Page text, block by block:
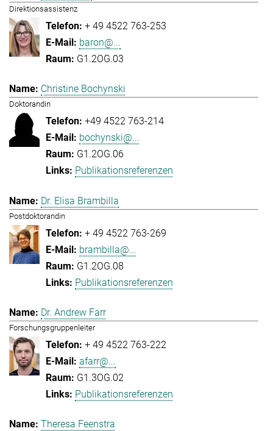
Direktionsassistenz
+ 49 4522 763-253
baron@...
G1.2OG.03
Christine Bochynski
Doktorandin
+49 4522 763-214
bochynski@...
G1.2OG.06
Publikationsreferenzen
Dr. Elisa Brambilla
Postdoktorandin
+ 49 4522 763-269
brambilla@...
G1.2OG.08
Publikationsreferenzen
Dr. Andrew Farr
Forschungsgruppenleiter
+ 49 4522 763-222
afarr@...
G1.3OG.02
Publikationsreferenzen
Theresa Feenstra